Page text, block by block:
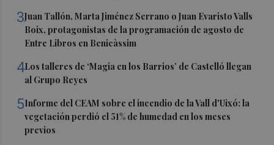
3Juan Tallón, Marta Jiménez Serrano o Juan Evaristo Valls
Boix, protagonistas de la programación de agosto de
Entre Libros en Benicàssim
4Los talleres de ‘Magia en los Barrios’ de Castelló llegan
al Grupo Reyes
5Informe del CEAM sobre el incendio de la Vall d'Uixó: la
vegetación perdió el 51% de humedad en los meses
previos